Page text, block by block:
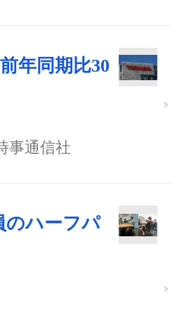
年同期比30
事通信社
のハーフパ